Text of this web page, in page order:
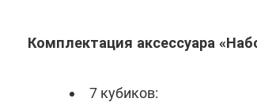
Комплектация аксессуара
7 кубиков: